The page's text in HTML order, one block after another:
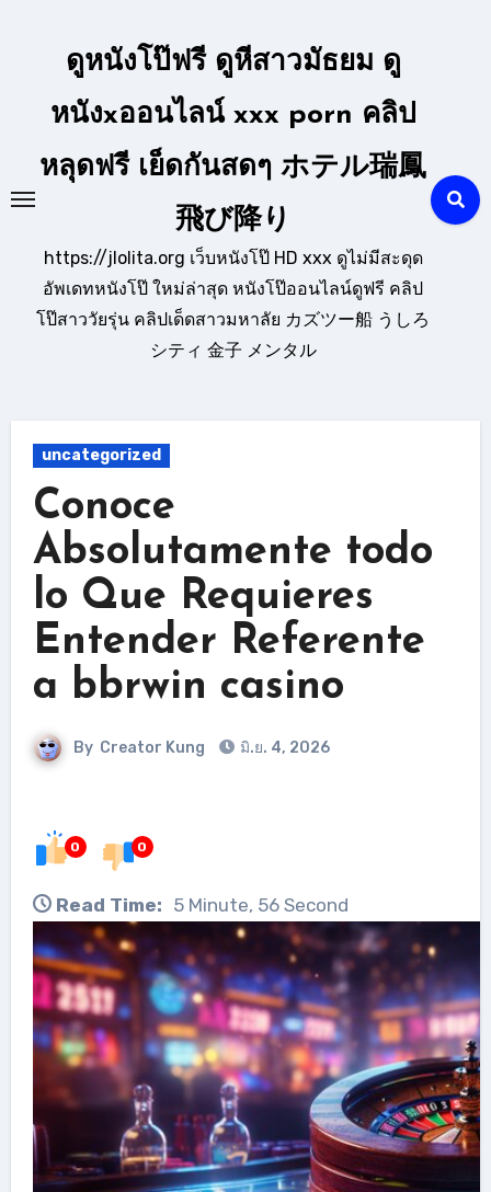
ดูหนังโป๊ฟรี ดูหีสาวมัธยม ดู
หนังxออนไลน์ xxx porn คลิป
หลุดฟรี เย็ดกันสดๆ ホテル瑞鳳
飛び降り
https://jlolita.org เว็บหนังโป๊ HD xxx ดูไม่มีสะดุด
อัพเดทหนังโป๊ ใหม่ล่าสุด หนังโป๊ออนไลน์ดูฟรี คลิป
โป๊สาววัยรุ่น คลิปเด็ดสาวมหาลัย カズツー船 うしろ
シティ 金子 メンタル
uncategorized
Conoce
Absolutamente todo
lo Que Requieres
Entender Referente
a bbrwin casino
By Creator Kung มิ.ย. 4, 2026
0 0
Read Time: 5 Minute, 56 Second